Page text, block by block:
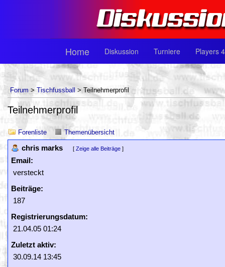
Home Diskussion Turniere Players
Forum > Tischfussball > Teilnehmerprofil
Teilnehmerprofil
Forenliste Themenübersicht
chris marks [ Zeige alle Beiträge ]
Email:
versteckt
Beiträge:
187
Registrierungsdatum:
21.04.05 01:24
Zuletzt aktiv:
30.09.14 13:45